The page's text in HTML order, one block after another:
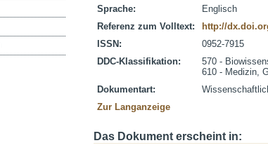
Sprache:
Englisch
Referenz zum Volltext:
http://
ISSN:
0952-7915
DDC-Klassifikation:
570 -
610 - Medizin,
Dokumentart:
Zur Langanzeige
Das Dokument erscheint in: